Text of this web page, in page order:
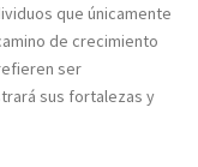
que únicamente
de crecimiento
ser
sus fortalezas y